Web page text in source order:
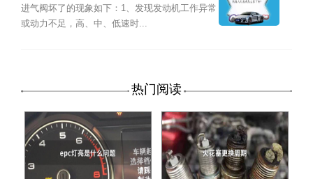
进气阀坏了的现象如下：1、发现发动机工作异常
或动力不足，高、中、低速时...
热门阅读